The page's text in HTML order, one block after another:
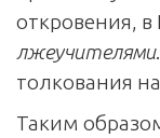
откровения,
лжеучителями
толкования
Таким